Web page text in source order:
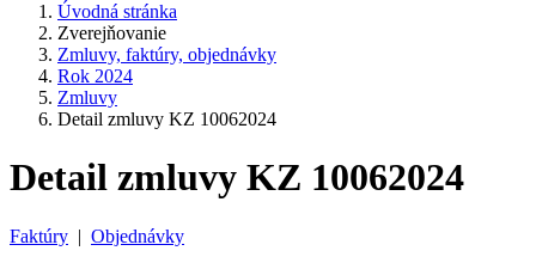
Úvodná stránka
Zverejňovanie
Zmluvy, faktúry, objednávky
Rok 2024
Zmluvy
Detail zmluvy KZ 10062024
Detail zmluvy KZ 10062024
Faktúry | Objednávky